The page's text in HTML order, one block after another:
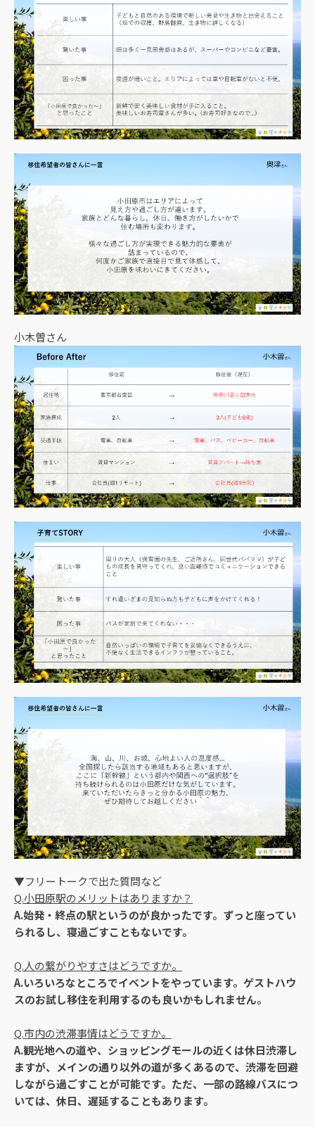
小木曽さん
▼フリートークで出た質問など
Q.小田原駅のメリットはありますか？
A.始発・終点の駅というのが良かったです。ずっと座ってい
られるし、寝過ごすこともないです。
Q.人の繋がりやすさはどうですか。
A.いろいろなところでイベントをやっています。ゲストハウ
スのお試し移住を利用するのも良いかもしれません。
Q.市内の渋滞事情はどうですか。
A.観光地への道や、ショッピングモールの近くは休日渋滞し
ますが、メインの通り以外の道が多くあるので、渋滞を回避
しながら過ごすことが可能です。ただ、一部の路線バスにつ
いては、休日、遅延することもあります。